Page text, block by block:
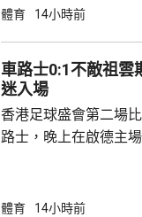
家見面。 34歲的沙拿上季同效力了9年的英超
表示周四將舉行簽約
第四大球會，緊次於
比錫達斯，上季取得
體育 14小時前
車路士0:1不敵祖雲斯 賽事吸引逾4.8
迷入場
香港足球盛會第二場
路士，晚上在啟德主
打破僵局，後備入替
體育 14小時前